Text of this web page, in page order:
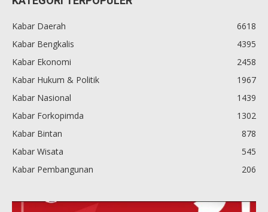
Kabar Daerah
6618
Kabar Bengkalis
4395
Kabar Ekonomi
2458
Kabar Hukum & Politik
1967
Kabar Nasional
1439
Kabar Forkopimda
1302
Kabar Bintan
878
Kabar Wisata
545
Kabar Pembangunan
206